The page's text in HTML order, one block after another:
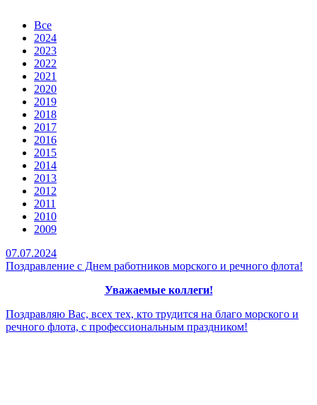
Все
2024
2023
2022
2021
2020
2019
2018
2017
2016
2015
2014
2013
2012
2011
2010
2009
07.07.2024
Поздравление с Днем работников морского и речного флота!
Уважаемые коллеги!
Поздравляю Вас, всех тех, кто трудится на благо морского и
речного флота, с профессиональным праздником!